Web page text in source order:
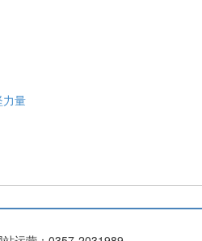
量